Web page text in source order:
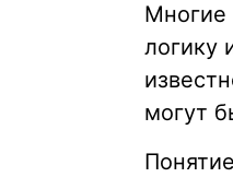
Многие
логику
могут